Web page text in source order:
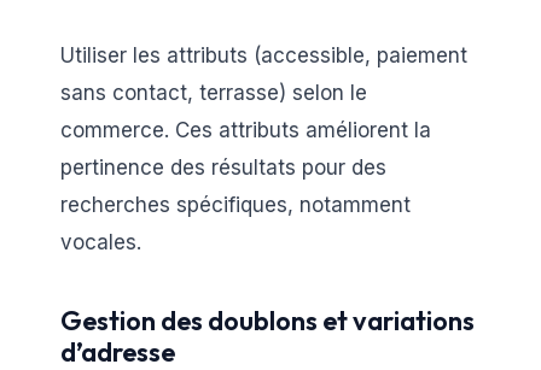
Utiliser les attributs (accessible, paiement
sans contact, terrasse) selon le
commerce. Ces attributs améliorent la
pertinence des résultats pour des
recherches spécifiques, notamment
vocales.
Gestion des doublons et variations
d’adresse